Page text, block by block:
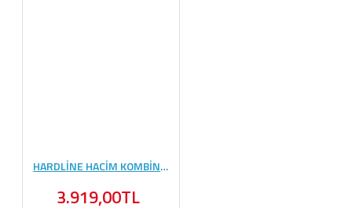
HARDLİNE HACİM KOMBİNASYONU #4
3.919,00TL